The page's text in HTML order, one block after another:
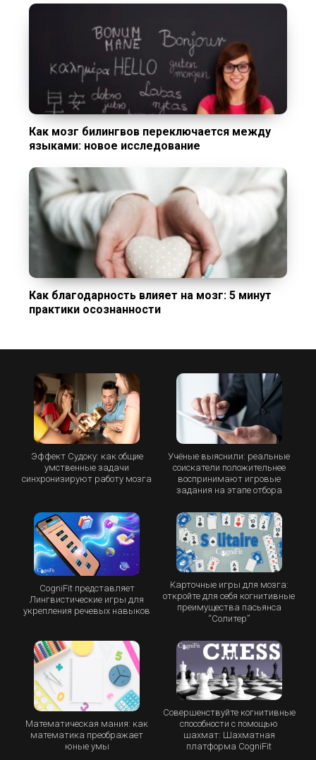
Как мозг билингвов переключается между
языками: новое исследование
Как благодарность влияет на мозг: 5 минут
практики осознанности
Эффект Судоку: как общие
умственные задачи
синхронизируют работу мозга
Учёные выяснили: реальные
соискатели положительнее
воспринимают игровые
задания на этапе отбора
CogniFit представляет
Лингвистические игры для
укрепления речевых навыков
Карточные игры для мозга:
откройте для себя когнитивные
преимущества пасьянса
“Cолитер”
Математическая мания: как
математика преображает
юные умы
Совершенствуйте когнитивные
способности с помощью
шахмат: Шахматная
платформа CogniFit